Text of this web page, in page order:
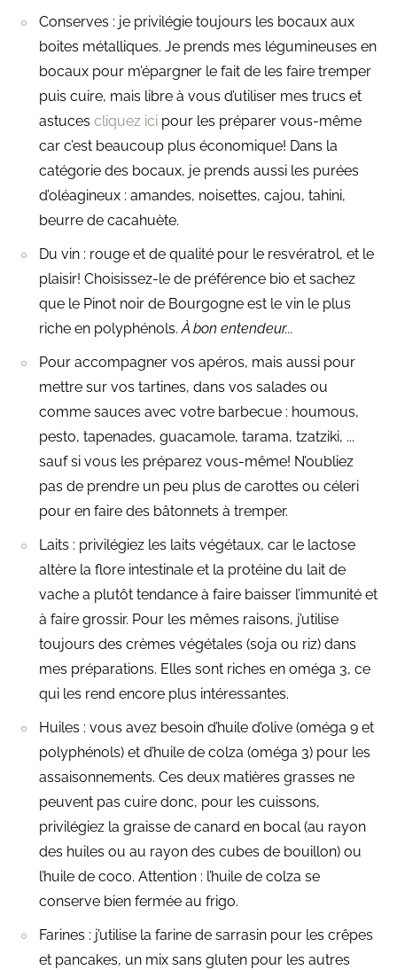
Conserves : je privilégie toujours les bocaux aux
boites métalliques. Je prends mes légumineuses en
bocaux pour m’épargner le fait de les faire tremper
puis cuire, mais libre à vous d’utiliser mes trucs et
astuces cliquez ici pour les préparer vous-même
car c’est beaucoup plus économique! Dans la
catégorie des bocaux, je prends aussi les purées
d’oléagineux : amandes, noisettes, cajou, tahini,
beurre de cacahuète.
Du vin : rouge et de qualité pour le resvératrol, et le
plaisir! Choisissez-le de préférence bio et sachez
que le Pinot noir de Bourgogne est le vin le plus
riche en polyphénols.À bon entendeur...
Pour accompagner vos apéros, mais aussi pour
mettre sur vos tartines, dans vos salades ou
comme sauces avec votre barbecue : houmous,
pesto, tapenades, guacamole, tarama, tzatziki, ...
sauf si vous les préparez vous-même! N’oubliez
pas de prendre un peu plus de carottes ou céleri
pour en faire des bâtonnets à tremper.
Laits : privilégiez les laits végétaux, car le lactose
altère la flore intestinale et la protéine du lait de
vache a plutôt tendance à faire baisser l’immunité et
à faire grossir. Pour les mêmes raisons, j’utilise
toujours des crèmes végétales (soja ou riz) dans
mes préparations. Elles sont riches en oméga 3, ce
qui les rend encore plus intéressantes.
Huiles : vous avez besoin d’huile d’olive (oméga 9 et
polyphénols) et d’huile de colza (oméga 3) pour les
assaisonnements. Ces deux matières grasses ne
peuvent pas cuire donc, pour les cuissons,
privilégiez la graisse de canard en bocal (au rayon
des huiles ou au rayon des cubes de bouillon) ou
l’huile de coco. Attention : l’huile de colza se
conserve bien fermée au frigo.
Farines : j’utilise la farine de sarrasin pour les crêpes
et pancakes, un mix sans gluten pour les autres